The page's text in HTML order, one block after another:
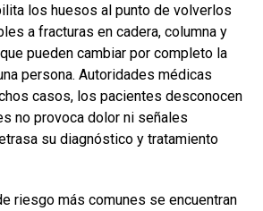
los huesos al punto de volverlos
a fracturas en cadera, columna y
pueden cambiar por completo la
persona. Autoridades médicas
casos, los pacientes desconocen
no provoca dolor ni señales
su diagnóstico y tratamiento
riesgo más comunes se encuentran